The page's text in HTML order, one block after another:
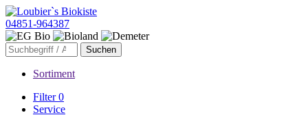
04851-964387
Sortiment
Filter0
Service